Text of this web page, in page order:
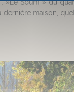
Soum » du
dernière maison,